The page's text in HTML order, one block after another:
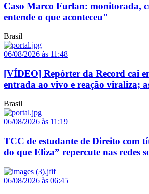
Caso Marco Furlan: monitorada,
entende o que aconteceu"
Brasil
06/08/2026 às 11:48
[VÍDEO] Repórter da Record cai
entrada ao vivo e reação viraliza;
Brasil
06/08/2026 às 11:19
TCC de estudante de Direito com
do que Eliza” repercute nas redes
06/08/2026 às 06:45